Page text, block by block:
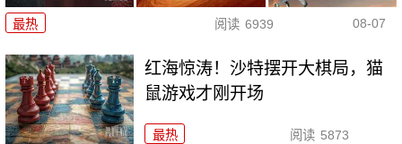
最热 阅读 6939 08-07
红海惊涛！沙特摆开大棋局，猫
鼠游戏才刚开场
最热 阅读 5873